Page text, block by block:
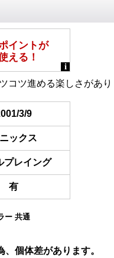
コツ進める楽しさがあ
3/9
ックス
プレイング
有
ー 共通
個体差があります。